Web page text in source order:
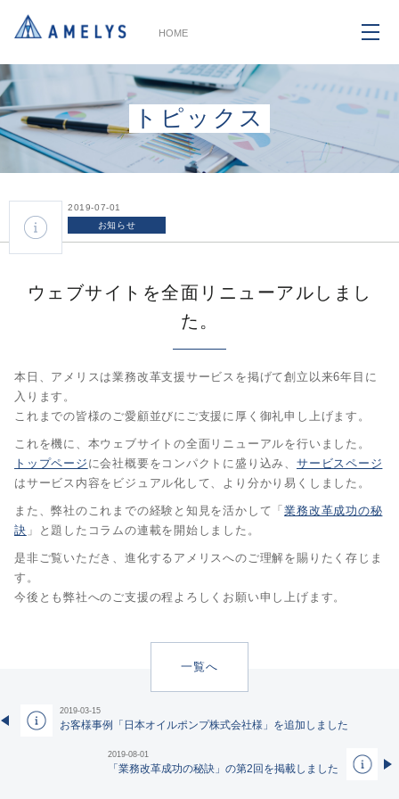
HOME
トピックス
2019-07-01
お知らせ
ウェブサイトを全面リニューアルしまし
た。
本日、アメリスは業務改革支援サービスを掲げて創立以来6年目に
入ります。
これまでの皆様のご愛顧並びにご支援に厚く御礼申し上げます。
これを機に、本ウェブサイトの全面リニューアルを行いました。
トップページ に会社概要をコンパクトに盛り込み、 サービスページ
はサービス内容をビジュアル化して、より分かり易くしました。
また、弊社のこれまでの経験と知見を活かして「業務改革成功の秘
訣 」と題したコラムの連載を開始しました。
是非ご覧いただき、進化するアメリスへのご理解を賜りたく存じま
す。
今後とも弊社へのご支援の程よろしくお願い申し上げます。
一覧へ
2019-03-15
お客様事例「日本オイルポンプ株式会社様」を追加しました
2019-08-01
「業務改革成功の秘訣」の第2回を掲載しました